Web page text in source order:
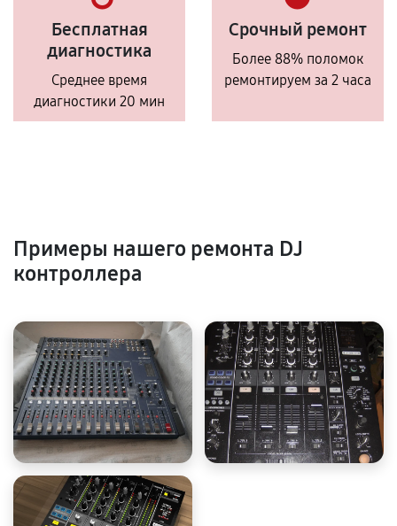
Бесплатная
диагностика
Среднее время
диагностики 20 мин
Срочный ремонт
Более 88% поломок
ремонтируем за 2 часа
Примеры нашего ремонта DJ
контроллера